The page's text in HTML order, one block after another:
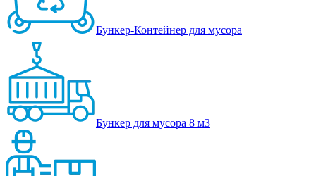
Бункер-Контейнер для мусора
Бункер для мусора 8 м3